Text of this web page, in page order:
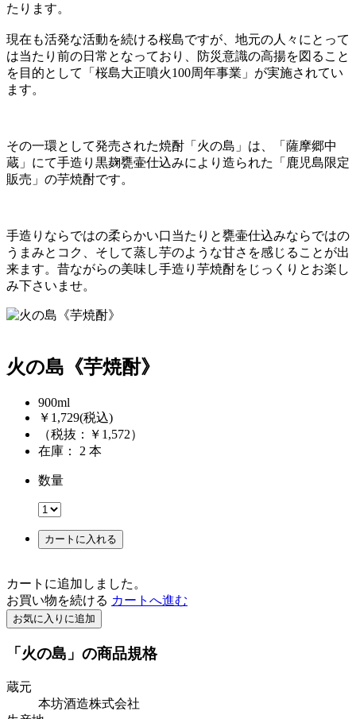
たります。
現在も活発な活動を続ける桜島ですが、地元の人々にとって
は当たり前の日常となっており、防災意識の高揚を図ること
を目的として「桜島大正噴火100周年事業」が実施されてい
ます。
その一環として発売された焼酎「火の島」は、「薩摩郷中
蔵」にて手造り黒麹甕壷仕込みにより造られた「鹿児島限定
販売」の芋焼酎です。
手造りならではの柔らかい口当たりと甕壷仕込みならではの
うまみとコク、そして蒸し芋のような甘さを感じることが出
来ます。昔ながらの美味し手造り芋焼酎をじっくりとお楽し
み下さいませ。
火の島《芋焼酎》
900ml
￥1,729(税込)
（税抜：￥1,572）
在庫： 2 本
数量
カートに入れる
カートに追加しました。
お買い物を続ける カートへ進む
お気に入りに追加
「火の島」の商品規格
蔵元
本坊酒造株式会社